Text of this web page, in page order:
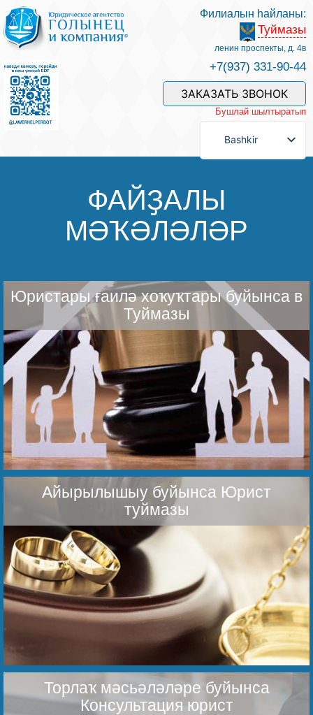
Беҙҙең белгестәр һәм хеҙмәттәр
Хеҙмәт хаҡын түләү
Һорау биреү
Баһалама
Беҙҙең еңеү
Видео тураһында беҙ
Филиалын һайланы:
Туймазы
ленин проспекты, д. 4в
+7(937) 331-90-44
ЗАКАЗАТЬ ЗВОНОК
Бушлай шылтыратып
Bashkir
ФАЙҘАЛЫ
МӘҠӘЛӘЛӘР
Юристары ғаилә хоҡуҡтары буйынса в
Туймазы
Айырылышыу буйынса Юрист
туймазы
Торлаҡ мәсьәләләре буйынса
Консультация юрист